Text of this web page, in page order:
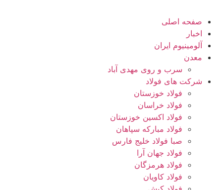
صفحه اصلی
اخبار
آلومینیوم ایران
معدن
سرب و روی مهدی آباد
شرکت های فولاد
فولاد خوزستان
فولاد خراسان
فولاد اکسین خوزستان
فولاد مبارکه سپاهان
صبا فولاد خلیج فارس
فولاد جهان آرا
فولاد هرمزگان
فولاد کاویان